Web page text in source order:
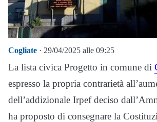
Cogliate · 29/04/2025 alle 09:25
La lista civica Progetto in comune di
espresso la propria contrarietà
dell’addizionale Irpef deciso
ha proposto di consegnare la